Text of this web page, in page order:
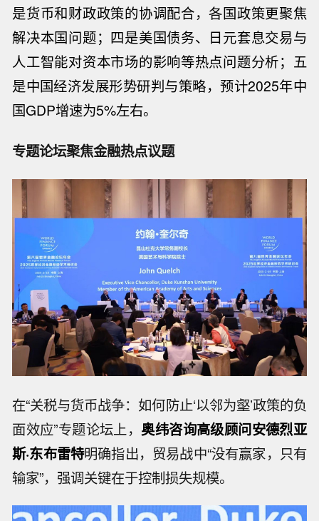
是货币和财政政策的协调配合，各国政策更聚焦
解决本国问题；四是美国债务、日元套息交易与
人工智能对资本市场的影响等热点问题分析；五
是中国经济发展形势研判与策略，预计2025年中
国GDP增速为5%左右。
专题论坛聚焦金融热点议题
在“关税与货币战争：如何防止‘以邻为壑’政策的负
面效应”专题论坛上， 奥纬咨询高级顾问安德烈亚
斯·东布雷特明确指出，贸易战中“没有赢家，只有
输家”，强调关键在于控制损失规模。